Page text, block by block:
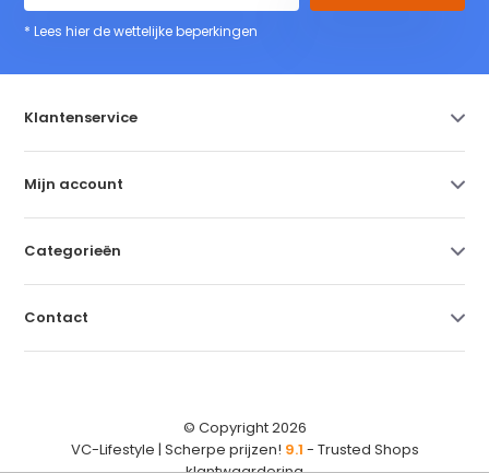
* Lees hier de wettelijke beperkingen
Klantenservice
Mijn account
Categorieën
Contact
© Copyright 2026
VC-Lifestyle | Scherpe prijzen! 9.1 - Trusted Shops